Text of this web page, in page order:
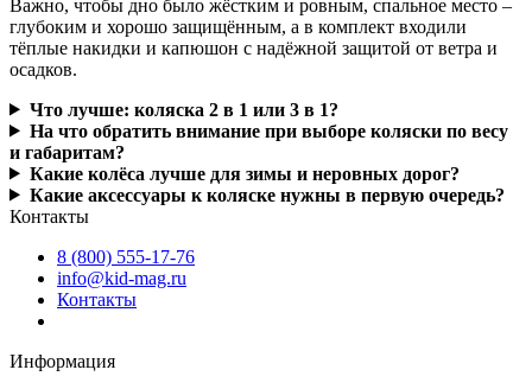
Важно, чтобы дно было жёстким и ровным, спальное место –
глубоким и хорошо защищённым, а в комплект входили
тёплые накидки и капюшон с надёжной защитой от ветра и
осадков.
Что лучше: коляска 2 в 1 или 3 в 1?
На что обратить внимание при выборе коляски по весу
и габаритам?
Какие колёса лучше для зимы и неровных дорог?
Какие аксессуары к коляске нужны в первую очередь?
Контакты
8 (800) 555-17-76
info@kid-mag.ru
Контакты
Информация